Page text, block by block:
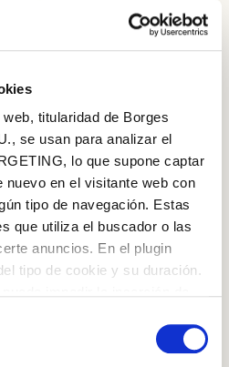
titularidad de Borges
se usan para analizar el
lo que supone captar
en el visitante web con
tipo de navegación. Estas
que utiliza el buscador o las
anuncios. En el plugin
tipo de cookie y su duración.
las cookies en el navegador.
notificación navegar en